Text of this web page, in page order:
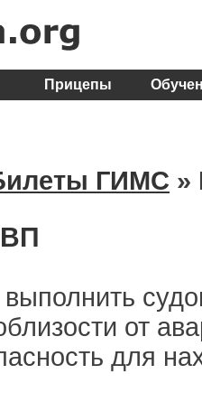
Прицепы
ГИМС »
от
для